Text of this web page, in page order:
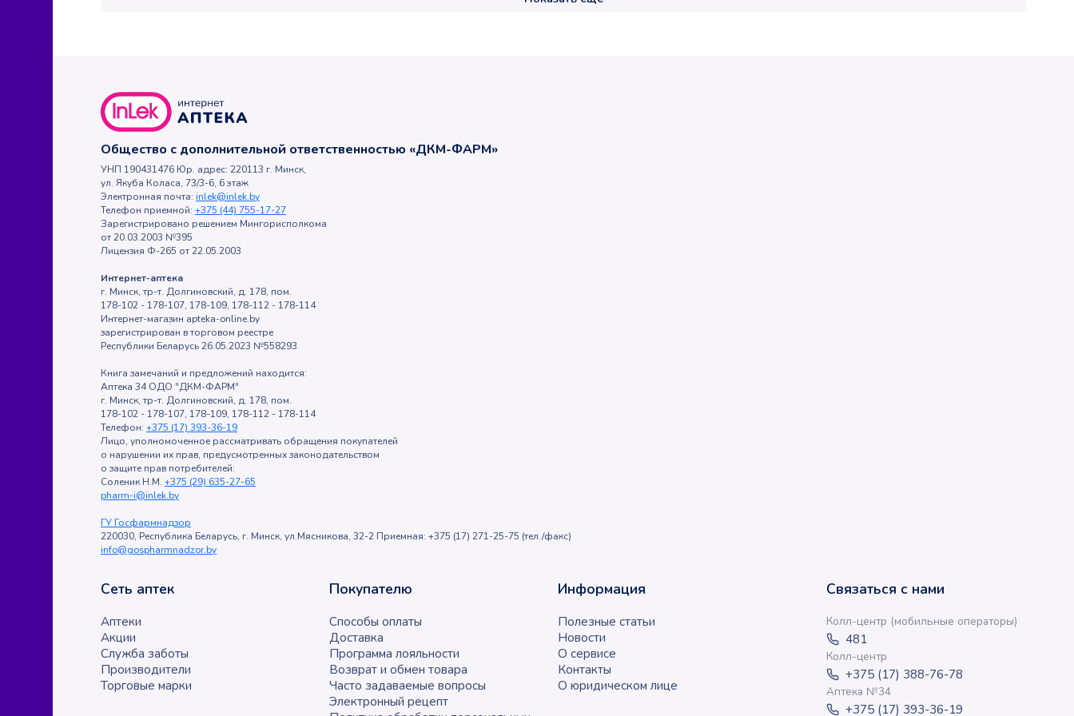
Общество с дополнительной ответственностью «ДКМ-ФАРМ»
УНП 190431476 Юр. адрес: 220113 г. Минск,
ул. Якуба Коласа, 73/3-6, 6 этаж
Электронная почта: inlek@inlek.by
Телефон приемной: +375 (44) 755-17-27
Зарегистрировано решением Мингорисполкома
от 20.03.2003 №395
Лицензия Ф-265 от 22.05.2003
Интернет-аптека
г. Минск, тр-т. Долгиновский, д. 178, пом.
178-102 - 178-107, 178-109, 178-112 - 178-114
Интернет-магазин apteka-online.by
зарегистрирован в торговом реестре
Республики Беларусь 26.05.2023 №558293
Книга замечаний и предложений находится:
Аптека 34 ОДО "ДКМ-ФАРМ"
г. Минск, тр-т. Долгиновский, д. 178, пом.
178-102 - 178-107, 178-109, 178-112 - 178-114
Телефон: +375 (17) 393-36-19
Лицо, уполномоченное рассматривать обращения покупателей
о нарушении их прав, предусмотренных законодательством
о защите прав потребителей:
Соленик Н.М. +375 (29) 635-27-65
pharm-i@inlek.by
ГУ Госфармнадзор
220030, Республика Беларусь, г. Минск, ул.Мясникова, 32-2 Приемная: +375 (17) 271-25-75 (тел./факс)
info@gospharmnadzor.by
Сеть аптек
Аптеки
Акции
Служба заботы
Производители
Торговые марки
Покупателю
Способы оплаты
Доставка
Программа лояльности
Возврат и обмен товара
Часто задаваемые вопросы
Электронный рецепт
Информация
Полезные статьи
Новости
О сервисе
Контакты
О юридическом лице
Связаться с нами
Колл-центр (мобильные операторы)
481
Колл-центр
+375 (17) 388-76-78
Аптека №34
+375 (17) 393-36-19